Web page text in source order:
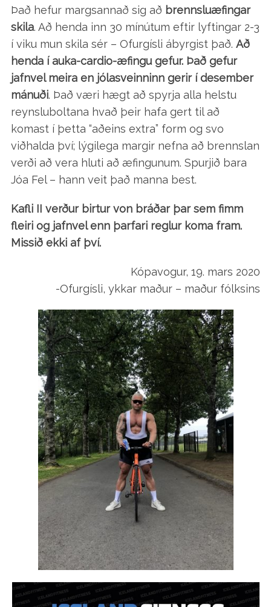
Það hefur margsannað sig að brennsluæfingar
skila. Að henda inn 30 mínútum eftir lyftingar 2-3
í viku mun skila sér – Ofurgísli ábyrgist það. Að
henda í auka-cardio-æfingu gefur. Það gefur
jafnvel meira en jólasveinninn gerir í desember
mánuði. Það væri hægt að spyrja alla helstu
reynsluboltana hvað þeir hafa gert til að
komast í þetta “aðeins extra” form og svo
viðhalda því; lýgilega margir nefna að brennslan
verði að vera hluti að æfingunum. Spurjið bara
Jóa Fel – hann veit það manna best.
Kafli II verður birtur von bráðar þar sem fimm
fleiri og jafnvel enn þarfari reglur koma fram.
Missið ekki af því.
Kópavogur, 19. mars 2020
-Ofurgísli, ykkar maður – maður fólksins